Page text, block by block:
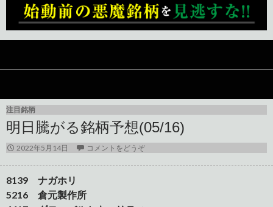
注目銘柄
明日騰がる銘柄予想(05/16)
2022年5月14日 コメントをどうぞ
8139 ナガホリ
5216 倉元製作所